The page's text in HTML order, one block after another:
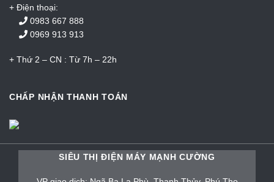
+ Điện thoại:
0983 667 888
0969 913 913
+ Thứ 2 – CN : Từ 7h – 22h
CHẤP NHẬN THANH TOÁN
SIÊU THỊ ĐIỆN MÁY MẠNH CƯỜNG